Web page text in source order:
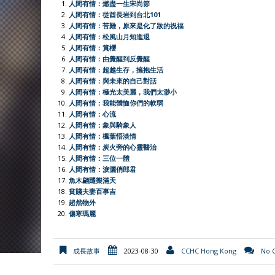
b
o
o
k
s
A
p
p
a
t
t
e
人間有情：燃盡一生宋尚節
人間有情：從酋長岩到台北101
人間有情：苦難，原來是化了妝的祝福
人間有情：松風山月知進退
人間有情：賞櫻
人間有情：由覺醒到反覺醒
人間有情：超越生存，擁抱生活
人間有情：與未來的自己對話
人間有情：極光太美麗，我們太渺小
人間有情：我能體恤你們的軟弱
人間有情：心流
人間有情：象與騎象人
人間有情：楓葉悟淡情
人間有情：炭火旁的心靈醫治
人間有情：三位一體
人間有情：淚灑俏郎君
魚木翩躚樂滿天
貧賤夫妻百事吉
超然物外
傷寒瑪麗
成長故事 2023-08-30 CCHC Hong Kong No